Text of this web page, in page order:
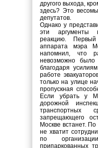
другого выхода,
здесь? Это
депутатов.
Однако у
эти аргументы
реакцию. Первый
аппарата мэра
напомнил, что
невозможно было
благодаря
работе
только на улице
пропускная
Если убрать у
дорожной
транспортных
запрещающего
Москве встанет.
не хватит
по
припаркованных